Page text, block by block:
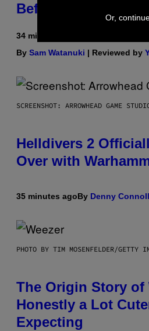
Before They’re Gone
34 minutes ago
By Sam Watanuki | Reviewed by
SCREENSHOT: ARROWHEAD GAME
Helldivers 2
Over with
35 minutes agoBy Denny
PHOTO BY TIM MOSENFELDER/GETTY
The Origin Story of
Honestly a Lot
Expecting
Or,